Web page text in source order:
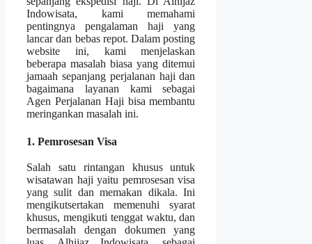
Indowisata, kami memahami
pentingnya pengalaman haji yang
lancar dan bebas repot. Dalam posting
website ini, kami menjelaskan
beberapa masalah biasa yang ditemui
jamaah sepanjang perjalanan haji dan
bagaimana layanan kami sebagai
Agen Perjalanan Haji bisa membantu
meringankan masalah ini.
1. Pemrosesan Visa
Salah satu rintangan khusus untuk
wisatawan haji yaitu pemrosesan visa
yang sulit dan memakan dikala. Ini
mengikutsertakan memenuhi syarat
khusus, mengikuti tenggat waktu, dan
bermasalah dengan dokumen yang